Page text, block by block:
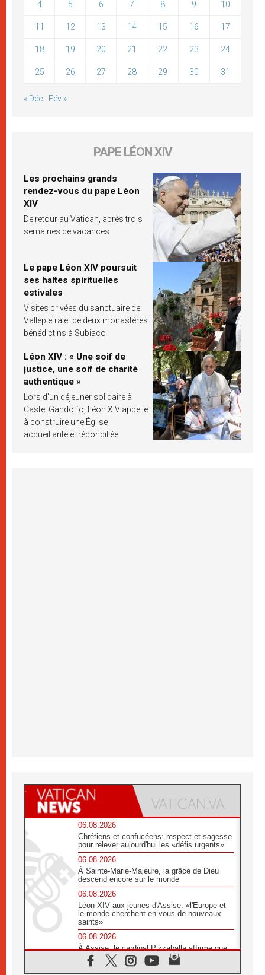
4 5 6 7 8 9 10
11 12 13 14 15 16 17
18 19 20 21 22 23 24
25 26 27 28 29 30 31
« Déc Fév »
PAPE LÉON XIV
Les prochains grands
rendez-vous du pape Léon
XIV
De retour au Vatican, après trois
semaines de vacances
Le pape Léon XIV poursuit
ses haltes spirituelles
estivales
Visites privées du sanctuaire de
Vallepietra et de deux monastères
bénédictins à Subiaco
Léon XIV : « Une soif de
justice, une soif de charité
authentique »
Lors d’un déjeuner solidaire à
Castel Gandolfo, Léon XIV appelle
à construire une Église
accueillante et réconciliée
06.08.2026
Chrétiens et confucéens: respect et sagesse
pour relever aujourd'hui les «défis urgents»
06.08.2026
À Sainte-Marie-Majeure, la grâce de Dieu
descend encore sur le monde
06.08.2026
Léon XIV aux jeunes d'Assise: «l'Europe et
le monde cherchent en vous de nouveaux
saints»
06.08.2026
À Assise, le cardinal Pizzaballa affirme que
«les chrétiens veulent la paix»
06.08.2026